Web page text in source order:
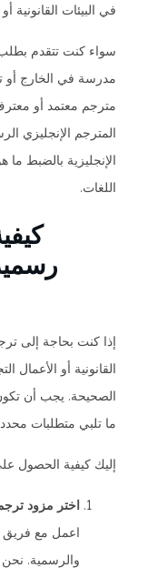
في البيئات القانونية
سواء كنت تتقدم
مدرسة في الخارج أو
مترجم معتمد أو
المترجم الإنجليزي
الإنجليزية بالضبط ما
اللغات.
إذا كنت بحاجة إلى
القانونية أو الأعمال
الصحيحة. يجب أن
ما تلبي متطلبات
إليك كيفية الحصول
اختر مزود
اعمل مع فريق